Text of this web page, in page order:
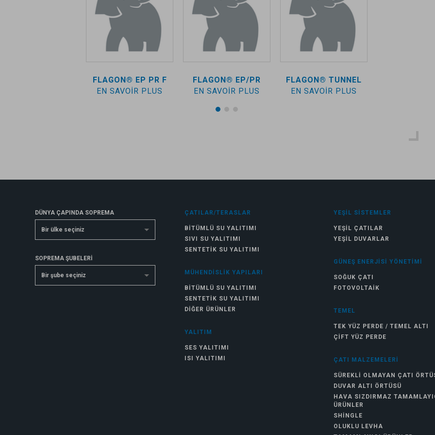
FLAGON® EP PR F
EN SAVOIR PLUS
FLAGON® EP/PR
EN SAVOIR PLUS
FLAGON® TUNNEL
EN SAVOIR PLUS
DÜNYA ÇAPINDA SOPREMA
Bir ülke seçiniz
SOPREMA ŞUBELERİ
Bir şube seçiniz
ÇATILAR/TERASLAR
BITÜMLÜ SU YALITIMI
SIVI SU YALITIMI
SENTETIK SU YALITIMI
MÜHENDISLIK YAPILARI
BITÜMLÜ SU YALITIMI
SENTETIK SU YALITIMI
DIĞER ÜRÜNLER
YALITIM
SES YALITIMI
ISI YALITIMI
YEŞIL SISTEMLER
YEŞIL ÇATILAR
YEŞIL DUVARLAR
GÜNEŞ ENERJISI YÖNETIMI
SOĞUK ÇATI
FOTOVOLTAIK
TEMEL
TEK YÜZ PERDE / TEMEL ALTI
ÇIFT YÜZ PERDE
ÇATI MALZEMELERI
SÜREKLI OLMAYAN ÇATI
DUVAR ALTI ÖRTÜSÜ
HAVA SIZDIRMAZ
ÜRÜNLER
SHINGLE
OLUKLU LEVHA